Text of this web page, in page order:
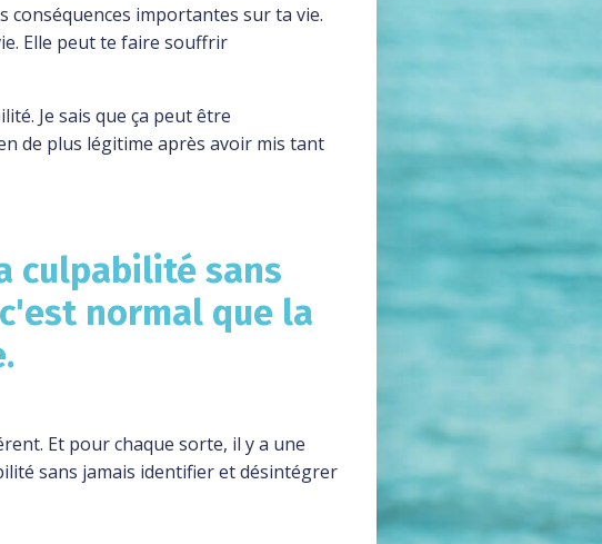
conséquences importantes sur ta vie.
Elle peut te faire souffrir
Je sais que ça peut être
de plus légitime après avoir mis tant
culpabilité sans
normal que la
Et pour chaque sorte, il y a une
sans jamais identifier et désintégrer